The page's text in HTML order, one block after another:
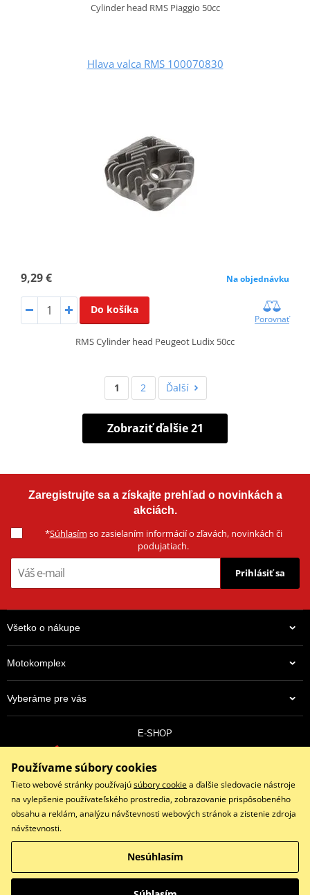
Cylinder head RMS Piaggio 50cc
Hlava valca RMS 100070830
9,29 € Na objednávku
Do košíka
Porovnať
RMS Cylinder head Peugeot Ludix 50cc
1 2 Ďalší
Zobraziť ďalšie 21
Zaregistrujte sa a získajte prehľad o novinkách a
akciách.
*Súhlasím so zasielaním informácií o zľavách, novinkách či
podujatiach.
Prihlásiť sa
Všetko o nákupe
Motokomplex
Vyberáme pre vás
E-SHOP
objednavky@eshopmotokomplex.sk
Po - Pia: 8:30-17:00 | Nedeľa: ZATVORENÉ
Facebook
Copyright © 2026 www.eshopmotokomplex.sk
Všetky práva vyhradené
Používame súbory cookies
Tieto webové stránky používajúsúbory cookiea ďalšie sledovacie nástroje
na vylepšenie používateľského prostredia, zobrazovanie prispôsobeného
obsahu a reklám, analýzu návštevnosti webových stránok a zistenie zdroja
návštevnosti.
Nesúhlasím